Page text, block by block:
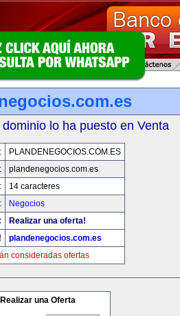
lo ha puesto en Venta
PLANDENEGOCIOS.COM.ES
plandenegocios.com.es
14 caracteres
Negocios
Realizar una oferta!
plandenegocios.com.es
consideradas ofertas
Realizar una Oferta